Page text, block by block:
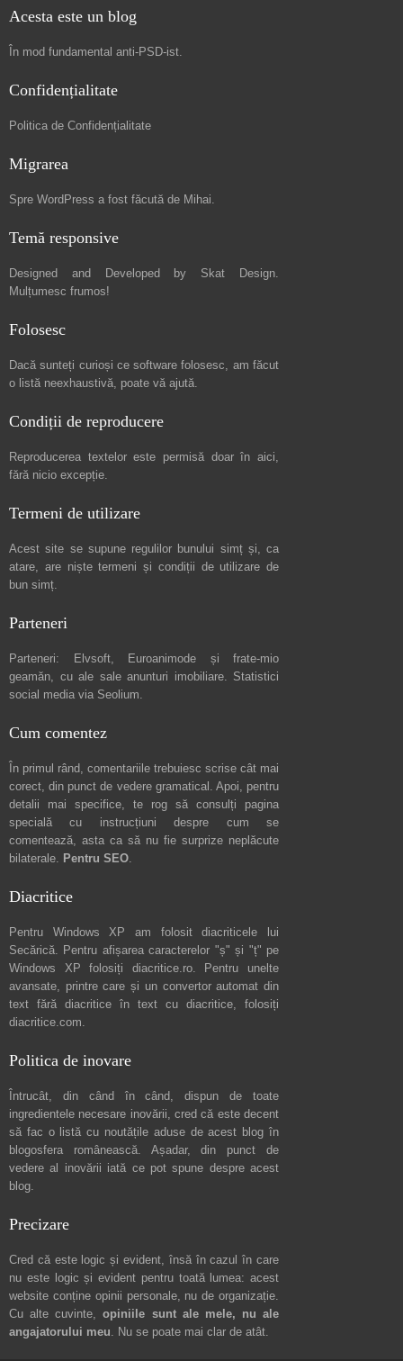
Acesta este un blog
În mod fundamental anti-PSD-ist.
Confidențialitate
Politica de Confidențialitate
Migrarea
Spre WordPress a fost făcută de Mihai.
Temă responsive
Designed and Developed by Skat Design.
Mulțumesc frumos!
Folosesc
Dacă sunteți curioși ce software folosesc, am făcut
o listă neexhaustivă, poate vă ajută.
Condiții de reproducere
Reproducerea textelor este permisă doar în aici,
fără nicio excepție.
Termeni de utilizare
Acest site se supune regulilor bunului simț și, ca
atare, are niștetermeni și condiții de utilizare de
bun simț.
Parteneri
Parteneri: Elvsoft, Euroanimode și frate-mio
geamăn, cu ale sale anunturi imobiliare. Statistici
social media via Seolium.
Cum comentez
În primul rând, comentariile trebuiesc scrise cât mai
corect, din punct de vedere gramatical. Apoi, pentru
detalii mai specifice, te rog să consulți pagina
specială cu instrucțiuni despre cum se
comentează, asta ca să nu fie surprize neplăcute
bilaterale. Pentru SEO.
Diacritice
Pentru Windows XP am folosit diacriticele lui
Secărică. Pentru afișarea caracterelor "ș" și "ț" pe
Windows XP folosiți diacritice.ro. Pentru unelte
avansate, printre care și un convertor automat din
text fără diacritice în text cu diacritice, folosiți
diacritice.com.
Politica de inovare
Întrucât, din când în când, dispun de toate
ingredientele necesare inovării, cred că este decent
să fac o listă cu noutățile aduse de acest blog în
blogosfera românească. Așadar, din punct de
vedere al inovării iată ce pot spune despre acest
blog.
Precizare
Cred că este logic și evident, însă în cazul în care
nu este logic și evident pentru toată lumea: acest
website conține opinii personale, nu de organizație.
Cu alte cuvinte,opiniile sunt ale mele, nu ale
angajatorului meu. Nu se poate mai clar de atât.